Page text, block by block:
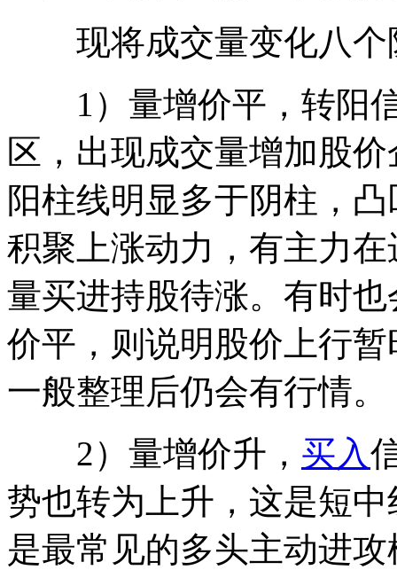
现将成交量变化八个
1）量增价平，转阳信
区，出现成交量增加股
阳柱线明显多于阴柱，
积聚上涨动力，有主力
量买进持股待涨。有时
价平，则说明股价上行
一般整理后仍会有行情。
2）量增价升， 买入
势也转为上升，这是短
是最常见的多头主动进